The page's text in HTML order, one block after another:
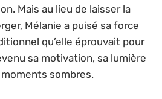
Mais au lieu de laisser la
Mélanie a puisé sa force
qu’elle éprouvait pour
sa motivation, sa lumière
sombres.